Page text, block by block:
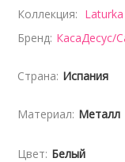
Коллекция: Laturka
Бренд: КасаДесус/
Страна: Испания
Материал: Металл
Цвет: Белый